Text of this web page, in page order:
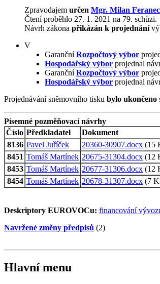
Zpravodajem určen Mgr. Milan Feranec
Čtení proběhlo 27. 1. 2021 na 79. schůzi.
Návrh zákona přikázán k projednání
V
GarančníRozpočtový výbor
Hospodářský výbor projednal
GarančníRozpočtový výbor
Hospodářský výbor projednal
Projednávání sněmovního tisku bylo ukončeno
Písemné pozměňovací návrhy
Číslo Předkladatel Dokument
8136 Pavel Juříček 20360-30907.docx (15
8451 Tomáš Martínek 20675-31304.docx (12
8453 Tomáš Martínek 20677-31306.docx (12
8454 Tomáš Martínek 20678-31307.docx (7
Deskriptory EUROVOCu: financování
Navržené změny předpisů (2)
Hlavní menu